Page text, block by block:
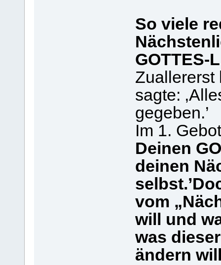
So viele
GOTTES-
Zuallererst
sagte:
gegeben.’
Im 1.
Deinen
deinen
vom
will und
was
ändern